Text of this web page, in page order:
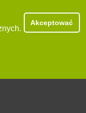
Akceptować